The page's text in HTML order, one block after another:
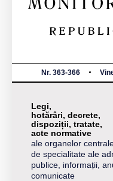
Nr. 363-366
Legi,
hotărâri, decrete,
dispoziții, tratate,
acte normative
ale organelor
de specialitate ale
publice, informații,
comunicate